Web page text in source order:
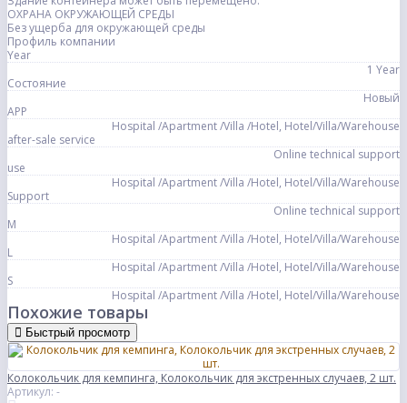
ОХРАНА ОКРУЖАЮЩЕЙ СРЕДЫ
Без ущерба для окружающей среды
Профиль компании
Year
1 Year
Состояние
Новый
APP
Hospital /Apartment /Villa /Hotel, Hotel/Villa/Warehouse
after-sale service
Online technical support
use
Hospital /Apartment /Villa /Hotel, Hotel/Villa/Warehouse
Support
Online technical support
M
Hospital /Apartment /Villa /Hotel, Hotel/Villa/Warehouse
L
Hospital /Apartment /Villa /Hotel, Hotel/Villa/Warehouse
S
Hospital /Apartment /Villa /Hotel, Hotel/Villa/Warehouse
Похожие товары
Быстрый просмотр
Колокольчик для кемпинга, Колокольчик для экстренных случаев, 2 шт.
Артикул: -